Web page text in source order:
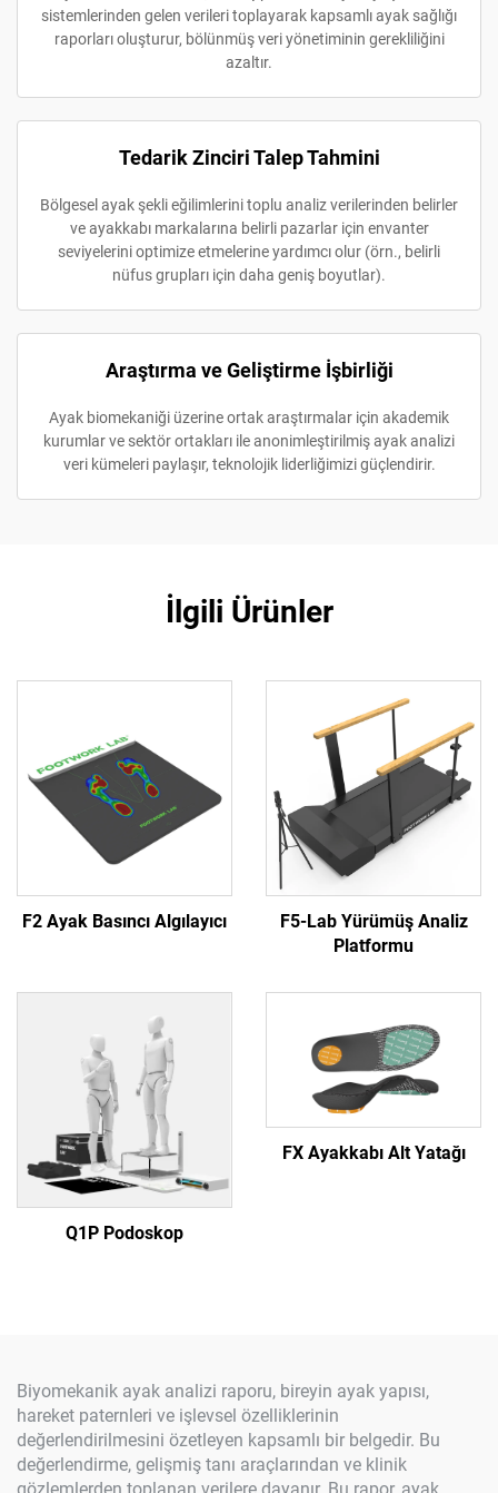
sistemlerinden gelen verileri toplayarak kapsamlı ayak sağlığı
raporları oluşturur, bölünmüş veri yönetiminin gerekliliğini
azaltır.
Tedarik Zinciri Talep Tahmini
Bölgesel ayak şekli eğilimlerini toplu analiz verilerinden belirler
ve ayakkabı markalarına belirli pazarlar için envanter
seviyelerini optimize etmelerine yardımcı olur (örn., belirli
nüfus grupları için daha geniş boyutlar).
Araştırma ve Geliştirme İşbirliği
Ayak biomekaniği üzerine ortak araştırmalar için akademik
kurumlar ve sektör ortakları ile anonimleştirilmiş ayak analizi
veri kümeleri paylaşır, teknolojik liderliğimizi güçlendirir.
İlgili Ürünler
F2 Ayak Basıncı Algılayıcı
F5-Lab Yürümüş Analiz
Platformu
Q1P Podoskop
FX Ayakkabı Alt Yatağı
Biyomekanik ayak analizi raporu, bireyin ayak yapısı,
hareket paternleri ve işlevsel özelliklerinin
değerlendirilmesini özetleyen kapsamlı bir belgedir. Bu
değerlendirme, gelişmiş tanı araçlarından ve klinik